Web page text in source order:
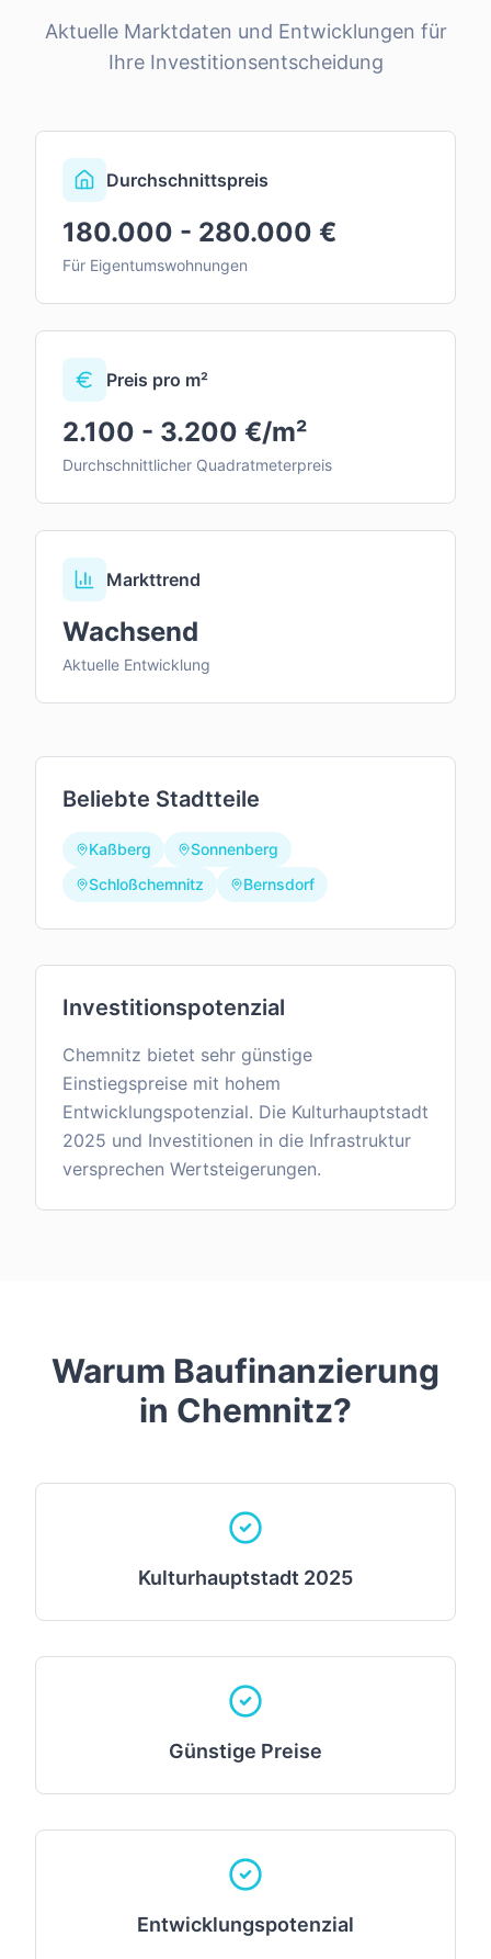
Aktuelle Marktdaten und Entwicklungen für
Ihre Investitionsentscheidung
Durchschnittspreis
180.000 - 280.000 €
Für Eigentumswohnungen
Preis pro m²
2.100 - 3.200 €/m²
Durchschnittlicher Quadratmeterpreis
Markttrend
Wachsend
Aktuelle Entwicklung
Beliebte Stadtteile
Kaßberg
Sonnenberg
Schloßchemnitz
Bernsdorf
Investitionspotenzial
Chemnitz bietet sehr günstige
Einstiegspreise mit hohem
Entwicklungspotenzial. Die Kulturhauptstadt
2025 und Investitionen in die Infrastruktur
versprechen Wertsteigerungen.
Warum Baufinanzierung
in Chemnitz?
Kulturhauptstadt 2025
Günstige Preise
Entwicklungspotenzial